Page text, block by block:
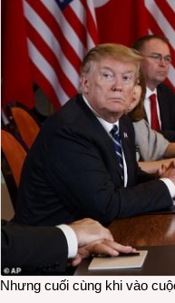
Nhưng cuối cùng khi vào